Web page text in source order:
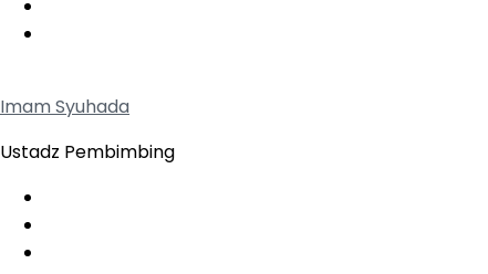
Imam Syuhada
Ustadz Pembimbing